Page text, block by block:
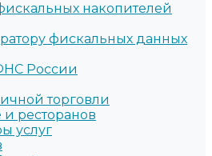
накопителей
фискальных данных
России
торговли
ресторанов
услуг